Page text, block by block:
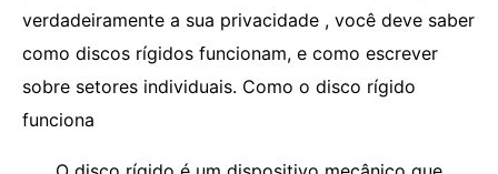
verdadeiramente a sua privacidade , você deve saber
como discos rígidos funcionam, e como escrever
sobre setores individuais. Como o disco rígido
funciona